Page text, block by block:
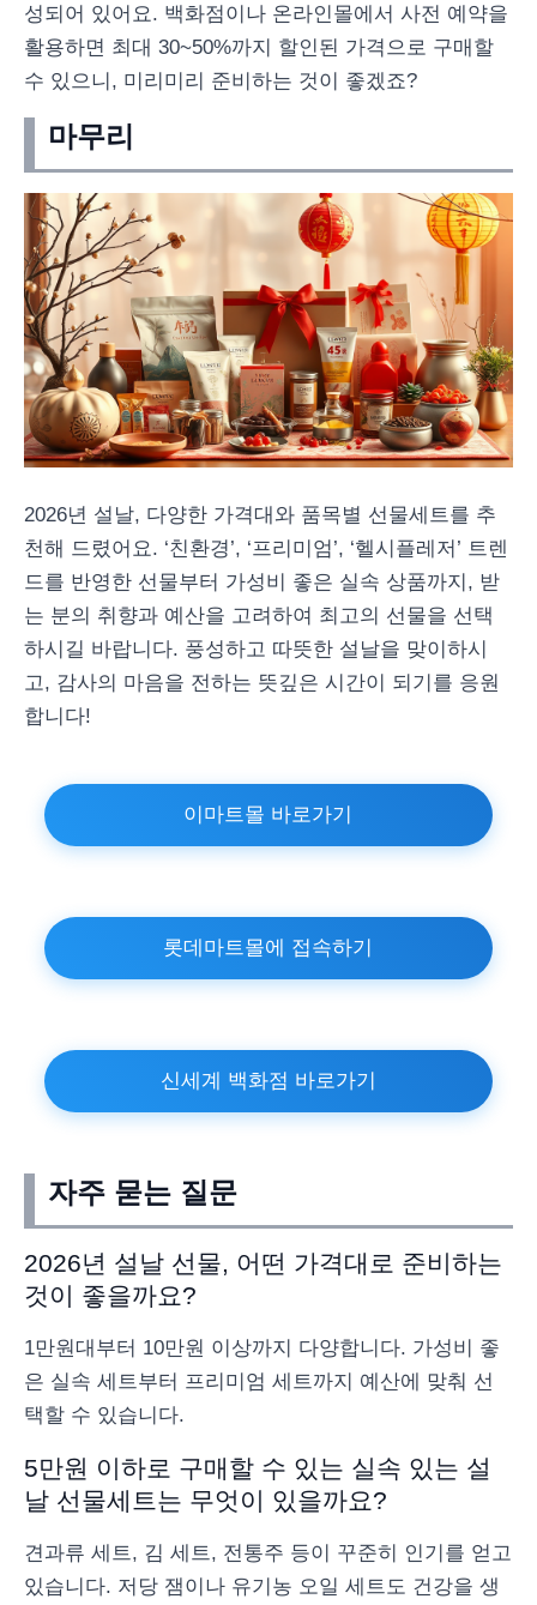
성되어 있어요. 백화점이나 온라인몰에서 사전 예약을
활용하면 최대 30~50%까지 할인된 가격으로 구매할
수 있으니, 미리미리 준비하는 것이 좋겠죠?
마무리
2026년 설날, 다양한 가격대와 품목별 선물세트를 추
천해 드렸어요. ‘친환경’, ‘프리미엄’, ‘헬시플레저’ 트렌
드를 반영한 선물부터 가성비 좋은 실속 상품까지, 받
는 분의 취향과 예산을 고려하여 최고의 선물을 선택
하시길 바랍니다. 풍성하고 따뜻한 설날을 맞이하시
고, 감사의 마음을 전하는 뜻깊은 시간이 되기를 응원
합니다!
이마트몰 바로가기
롯데마트몰에 접속하기
신세계 백화점 바로가기
자주 묻는 질문
2026년 설날 선물, 어떤 가격대로 준비하는
것이 좋을까요?
1만원대부터 10만원 이상까지 다양합니다. 가성비 좋
은 실속 세트부터 프리미엄 세트까지 예산에 맞춰 선
택할 수 있습니다.
5만원 이하로 구매할 수 있는 실속 있는 설
날 선물세트는 무엇이 있을까요?
견과류 세트, 김 세트, 전통주 등이 꾸준히 인기를 얻고
있습니다. 저당 잼이나 유기농 오일 세트도 건강을 생